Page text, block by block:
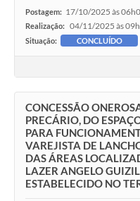
Postagem: 17/10/2025 às
Realização: 04/11/2025 às
Situação: CONCLUÍDO
CONCESSÃO
PRECÁRIO, DO
PARA
VAREJISTA DE
DAS ÁREAS
LAZER ANGELO
ESTABELECIDO NO